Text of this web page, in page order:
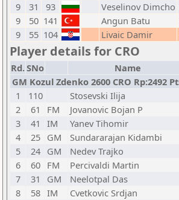
9
31 93 Veselinov Dimcho
9
50 141 Angun Batu
9
55 104 Livaic Damir
Player details for CRO
Rd.SNo Name
GM Kozul Zdenko 2600 CRO Rp:2492
1
110 Stosevski Ilija
2
61 FM Jovanovic Bojan P
3
41 IM Yanev Tihomir
4
25 GM Sundararajan Kidambi
5
24 GM Nedev Trajko
6
60 FM Percivaldi Martin
7
31 GM Neelotpal Das
8
58 IM Cvetkovic Srdjan